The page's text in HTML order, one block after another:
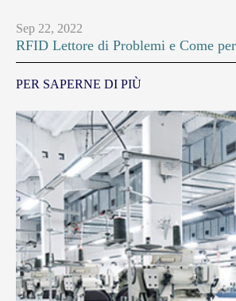
Sep 22, 2022
RFID Lettore di Problemi e Come
PER SAPERNE DI PIÙ